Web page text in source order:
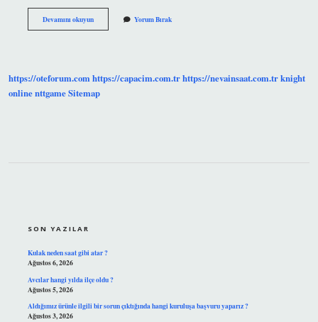
Devamını okuyunMuhabbet
Kuşları
Yorum Bırak
https://oteforum.comhttps://capacim.com.trhttps://nevainsaat.com.trknight
onlinenttgameSitemap
SON YAZILAR
Kulak neden saat gibi atar ?
Ağustos 6, 2026
Avcılar hangi yılda ilçe oldu ?
Ağustos 5, 2026
Aldığımız ürünle ilgili bir sorun çıktığında hangi kuruluşa başvuru yaparız ?
Ağustos 3, 2026